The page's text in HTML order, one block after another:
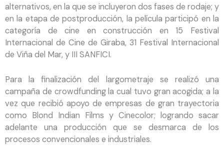
alternativos, en la que se incluyeron dos fases de rodaje; y
en la etapa de postproducción, la película participó en la
categoría de cine en construcción en 15 Festival
Internacional de Cine de Giraba, 31 Festival Internacional
de Viña del Mar, y III SANFICI.
Para la finalización del largometraje se realizó una
campaña de crowdfunding la cual tuvo gran acogida; a la
vez que recibió apoyo de empresas de gran trayectoria
como Blond Indian Films y Cinecolor; logrando sacar
adelante una producción que se desmarca de los
procesos convencionales e industriales.